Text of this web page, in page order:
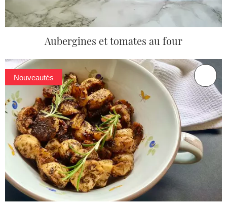
Aubergines et tomates au four
Nouveautés